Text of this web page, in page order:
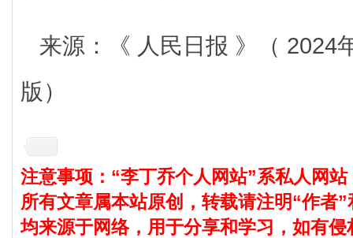
来源：《 人民日报 》（
版）
注意事项：“李丁乔个人网站”系私人网
所有文章属本站原创，转载请注明“作者
均来源于网络，用于分享和学习，如有